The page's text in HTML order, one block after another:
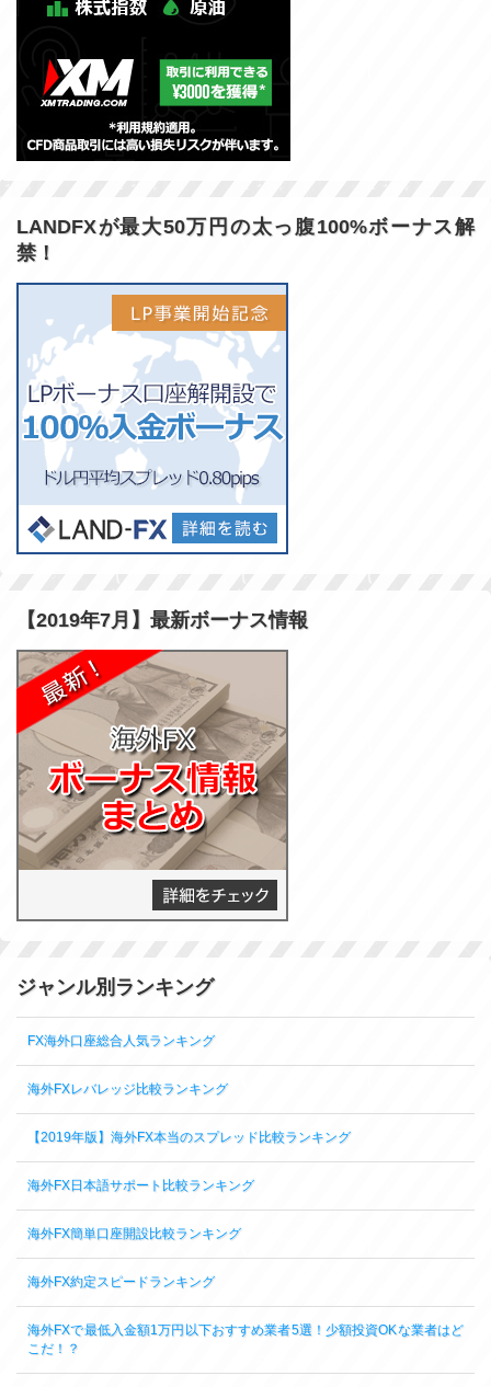
LANDFXが最大50万円の太っ腹100%ボーナス解
禁！
【2019年7月】最新ボーナス情報
ジャンル別ランキング
FX海外口座総合人気ランキング
海外FXレバレッジ比較ランキング
【2019年版】海外FX本当のスプレッド比較ランキング
海外FX日本語サポート比較ランキング
海外FX簡単口座開設比較ランキング
海外FX約定スピードランキング
海外FXで最低入金額1万円以下おすすめ業者5選！少額投資OKな業者はど
こだ！？